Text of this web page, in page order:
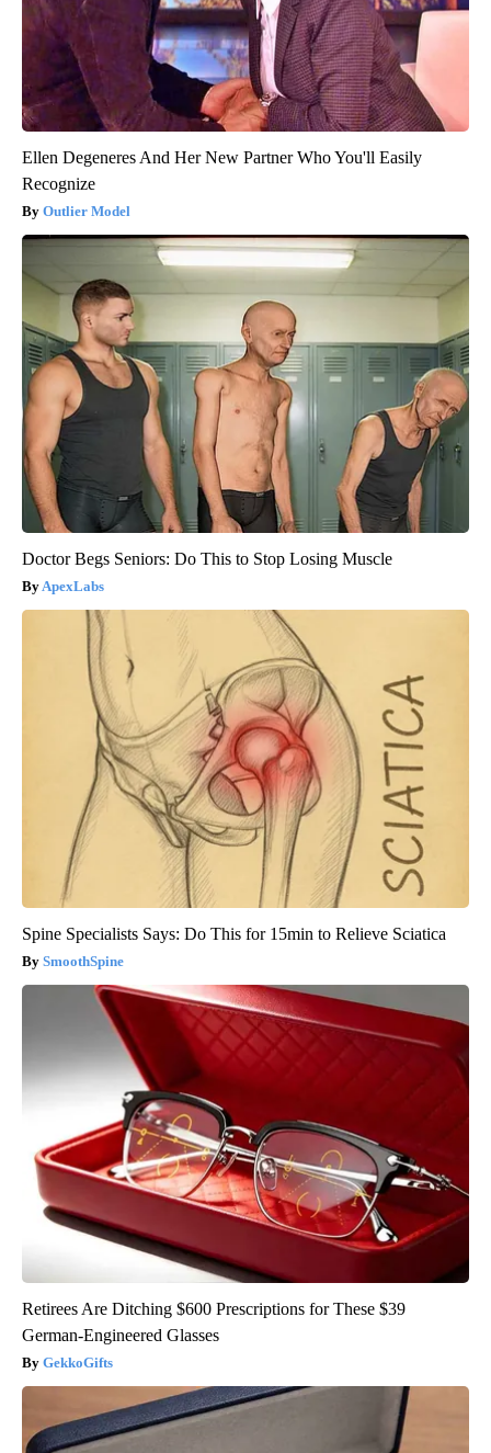
Ellen Degeneres And Her New Partner Who You'll Easily
Recognize
Outlier Model
Doctor Begs Seniors: Do This to Stop Losing Muscle
ApexLabs
Spine Specialists Says: Do This for 15min to Relieve Sciatica
SmoothSpine
Retirees Are Ditching $600 Prescriptions for These $39
German-Engineered Glasses
GekkoGifts